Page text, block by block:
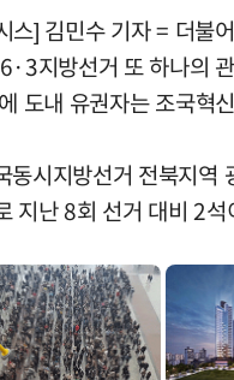
스] 김민수 기자 = 더불
지방선거 또 하나의
도내 유권자는 조국혁
동시지방선거 전북지역
지난 8회 선거 대비 2석